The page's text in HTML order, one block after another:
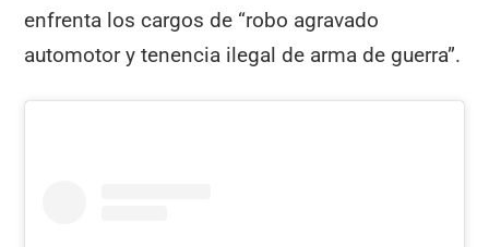
enfrenta los cargos de “robo agravado
automotor y tenencia ilegal de arma de guerra”.